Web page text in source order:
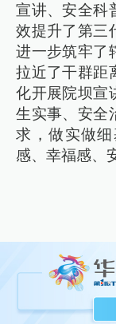
宣讲、安全科
效提升了第三
进一步筑牢了
拉近了干群距
化开展院坝宣
生实事、安全
求，做实做
感、幸福感、